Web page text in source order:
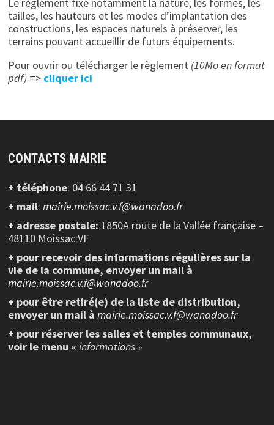
Le règlement fixe notamment la nature, les formes, les
tailles, les hauteurs et les modes d’implantation des
constructions, les espaces naturels à préserver, les
terrains pouvant accueillir de futurs équipements.
Pour ouvrir ou télécharger le règlement (10Mo en format
pdf)=> cliquer ici
CONTACTS MAIRIE
+ téléphone: 04 66 44 71 31
+ mail: mairie.moissac.v.f@wanadoo.fr
+ adresse postale: 1850A route de la Vallée française –
48110 Moissac VF
+ pour recevoir des informations régulières sur la
vie de la commune, envoyer un mail à
mairie.moissac.v.f@wanadoo.fr
+ pour être retiré(e) de la liste de distribution,
envoyer un mail à mairie.moissac.v.f@wanadoo.fr
+ pour réserver les salles et temples communaux,
voir le menu « informations »